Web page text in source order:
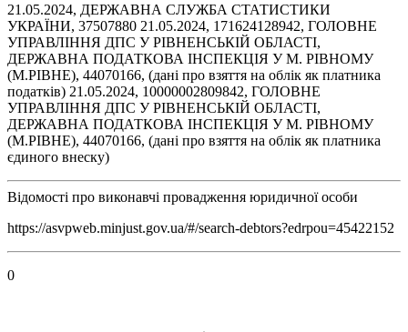
21.05.2024, ДЕРЖАВНА СЛУЖБА СТАТИСТИКИ
УКРАЇНИ, 37507880 21.05.2024, 171624128942, ГОЛОВНЕ
УПРАВЛІННЯ ДПС У РІВНЕНСЬКІЙ ОБЛАСТІ,
ДЕРЖАВНА ПОДАТКОВА ІНСПЕКЦІЯ У М. РІВНОМУ
(М.РІВНЕ), 44070166, (дані про взяття на облік як платника
податків) 21.05.2024, 10000002809842, ГОЛОВНЕ
УПРАВЛІННЯ ДПС У РІВНЕНСЬКІЙ ОБЛАСТІ,
ДЕРЖАВНА ПОДАТКОВА ІНСПЕКЦІЯ У М. РІВНОМУ
(М.РІВНЕ), 44070166, (дані про взяття на облік як платника
єдиного внеску)
Відомості про виконавчі провадження юридичної особи
https://asvpweb.minjust.gov.ua/#/search-debtors?edrpou=45422152
0